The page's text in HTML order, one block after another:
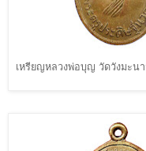
เหรียญหลวงพ่อบุญ วัดวังมะน